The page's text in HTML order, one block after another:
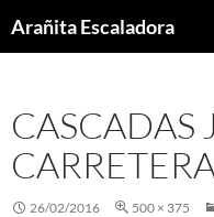
toArañita Escaladora
CASCADAS
26/02/2016 500 × 375